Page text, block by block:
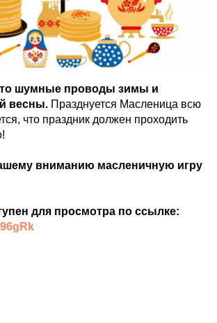
шумные проводы зимы и
весны. Празднуется Масленица всю
что праздник должен проходить
вниманию масленичную игру
для просмотра по ссылке: